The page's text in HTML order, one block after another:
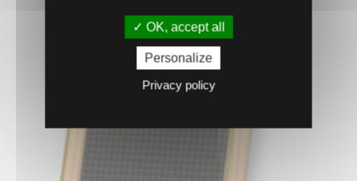
OK, accept all
Personalize
Privacy policy